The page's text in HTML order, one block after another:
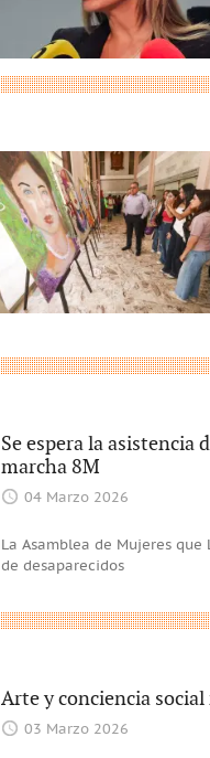
Se espera la asistencia
marcha 8M
04 Marzo 2026
La Asamblea de Mujeres
de desaparecidos
Arte y conciencia
03 Marzo 2026